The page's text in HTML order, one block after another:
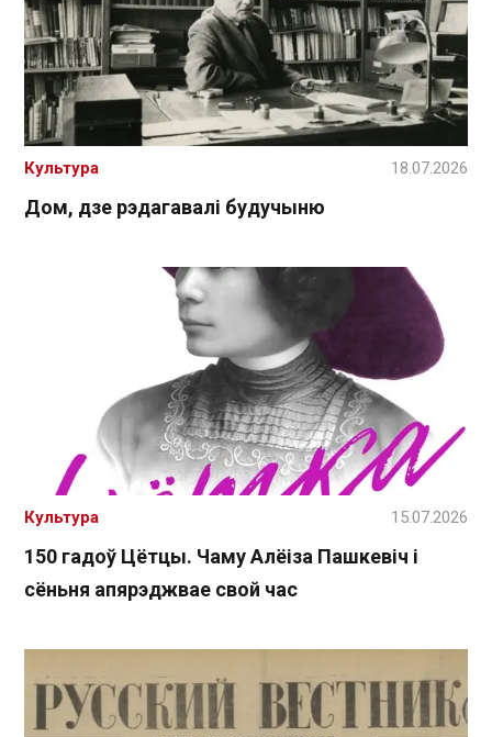
Дом, дзе рэдагавалі будучыню
Культура 18.07.2026
150 гадоў Цётцы. Чаму Алёіза Пашкевіч і
сёньня апярэджвае свой час
Культура 15.07.2026